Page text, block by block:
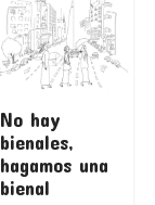
No hay
bienales,
hagamos una
bienal